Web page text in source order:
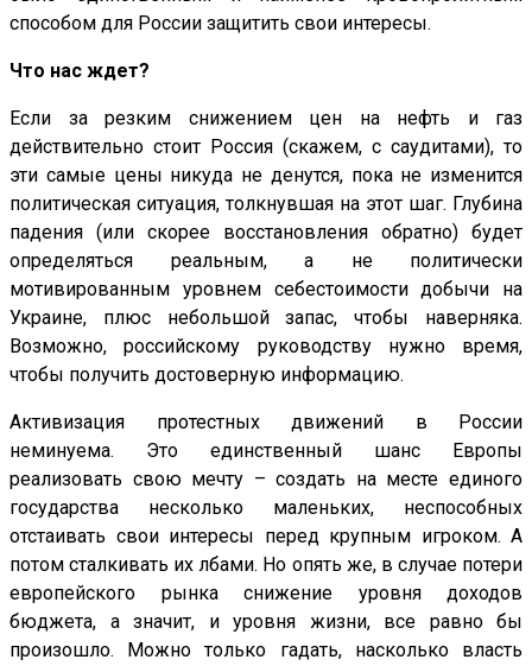
способом для России защитить свои интересы.
Что нас ждет?
Если за резким снижением цен на нефть и газ
действительно стоит Россия (скажем, с саудитами), то
эти самые цены никуда не денутся, пока не изменится
политическая ситуация, толкнувшая на этот шаг. Глубина
падения (или скорее восстановления обратно) будет
определяться реальным, а не политически
мотивированным уровнем себестоимости добычи на
Украине, плюс небольшой запас, чтобы наверняка.
Возможно, российскому руководству нужно время,
чтобы получить достоверную информацию.
Активизация протестных движений в России
неминуема. Это единственный шанс Европы
реализовать свою мечту – создать на месте единого
государства несколько маленьких, неспособных
отстаивать свои интересы перед крупным игроком. А
потом сталкивать их лбами. Но опять же, в случае потери
европейского рынка снижение уровня доходов
бюджета, а значит, и уровня жизни, все равно бы
произошло. Можно только гадать, насколько власть